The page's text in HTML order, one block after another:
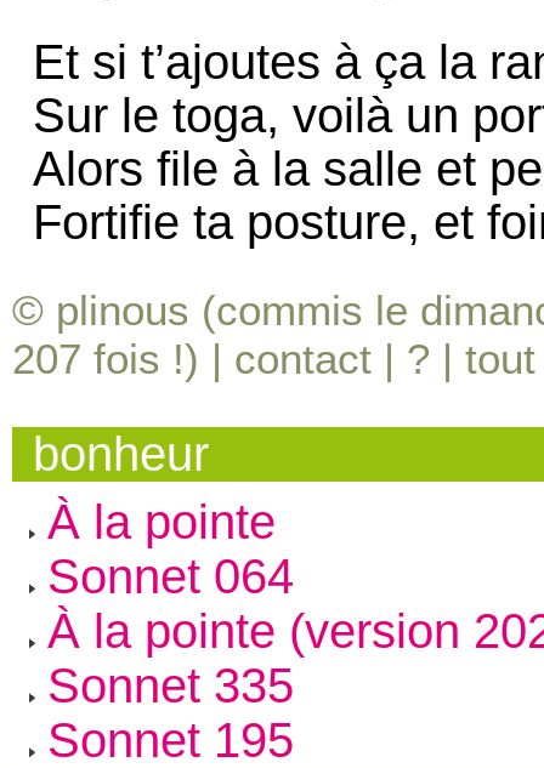
Et si t’ajoutes à ça la
Sur le toga, voilà un
Alors file à la salle et
Fortifie ta posture, et
© plinous (commis le
207 fois !) | contact | ? | tout
bonheur
À la pointe
Sonnet 064
À la pointe (version
Sonnet 335
Sonnet 195